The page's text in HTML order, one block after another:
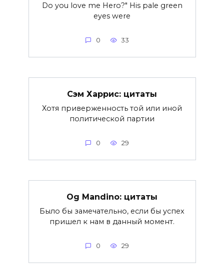
Do you love me Hero?" His pale green
eyes were
0 33
Сэм Харрис: цитаты
Хотя приверженность той или иной
политической партии
0 29
Og Mandino: цитаты
Было бы замечательно, если бы успех
пришел к нам в данный момент.
0 29